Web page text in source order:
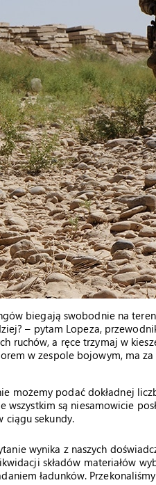
biegają swobodnie na
– pytam Lopeza,
ruchów, a ręce trzymaj w
w zespole bojowym, ma za
możemy podać dokładnej
są niesamowicie
ciągu sekundy.
wynika z naszych
składów materiałów
ładunków.